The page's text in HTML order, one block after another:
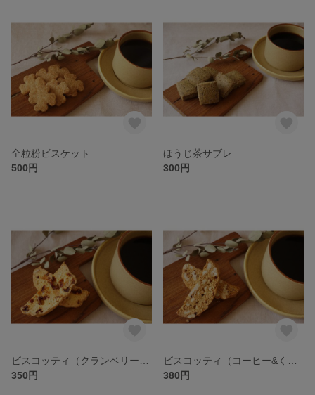
全粒粉ビスケット
500円
ほうじ茶サブレ
300円
350円
380円